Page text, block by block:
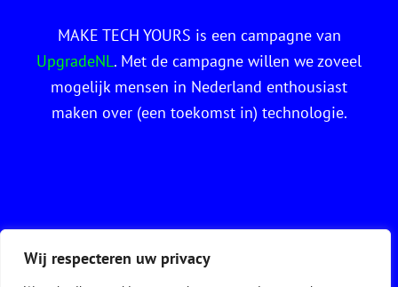
Wij respecteren uw privacy
MAKE TECH YOURS is een campagne van
UpgradeNL. Met de campagne willen we zoveel
mogelijk mensen in Nederland enthousiast
maken over (een toekomst in) technologie.